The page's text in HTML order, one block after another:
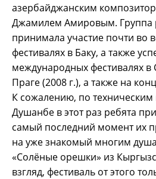
азербайджанским
Джамилем Амировым. Группа
принимала участие почти во
фестивалях в Баку, а также
международных фестивалях в
Праге (2008 г.), а также на
К сожалению, по
Душанбе в этот раз ребята
самый последний момент их
на уже знакомый многим
«Солёные орешки» из
взгляд, фестиваль от этого